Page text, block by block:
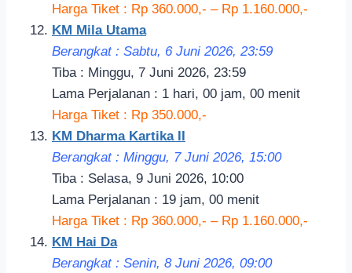
Harga Tiket : Rp 360.000,- – Rp 1.160.000,-
KM Mila Utama
Berangkat : Sabtu, 6 Juni 2026, 23:59
Tiba : Minggu, 7 Juni 2026, 23:59
Lama Perjalanan : 1 hari, 00 jam, 00 menit
Harga Tiket : Rp 350.000,-
KM Dharma Kartika II
Berangkat : Minggu, 7 Juni 2026, 15:00
Tiba : Selasa, 9 Juni 2026, 10:00
Lama Perjalanan : 19 jam, 00 menit
Harga Tiket : Rp 360.000,- – Rp 1.160.000,-
KM Hai Da
Berangkat : Senin, 8 Juni 2026, 09:00